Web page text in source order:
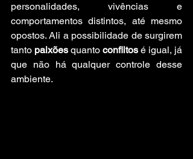
personalidades, vivências e
comportamentos distintos, até mesmo
opostos. Ali a possibilidade de surgirem
tanto paixões quanto conflitos é igual, já
que não há qualquer controle desse
ambiente.